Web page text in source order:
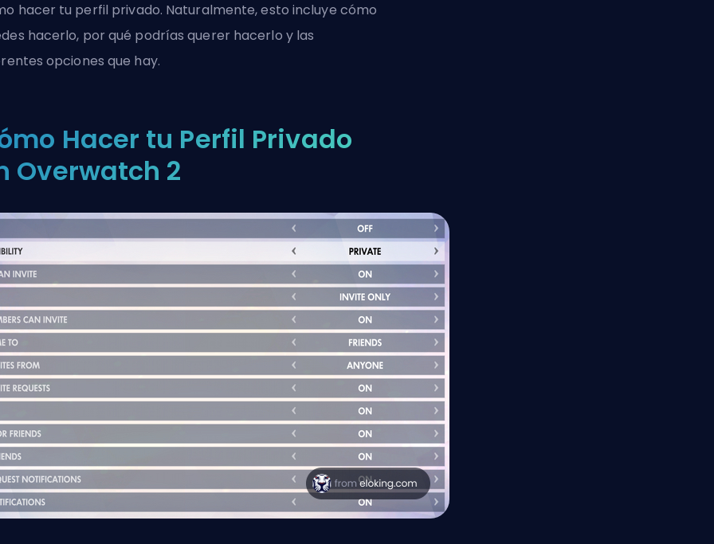
hacer tu perfil privado. Naturalmente, esto incluye cómo
hacerlo, por qué podrías querer hacerlo y las
opciones que hay.
Hacer tu Perfil Privado
Overwatch 2